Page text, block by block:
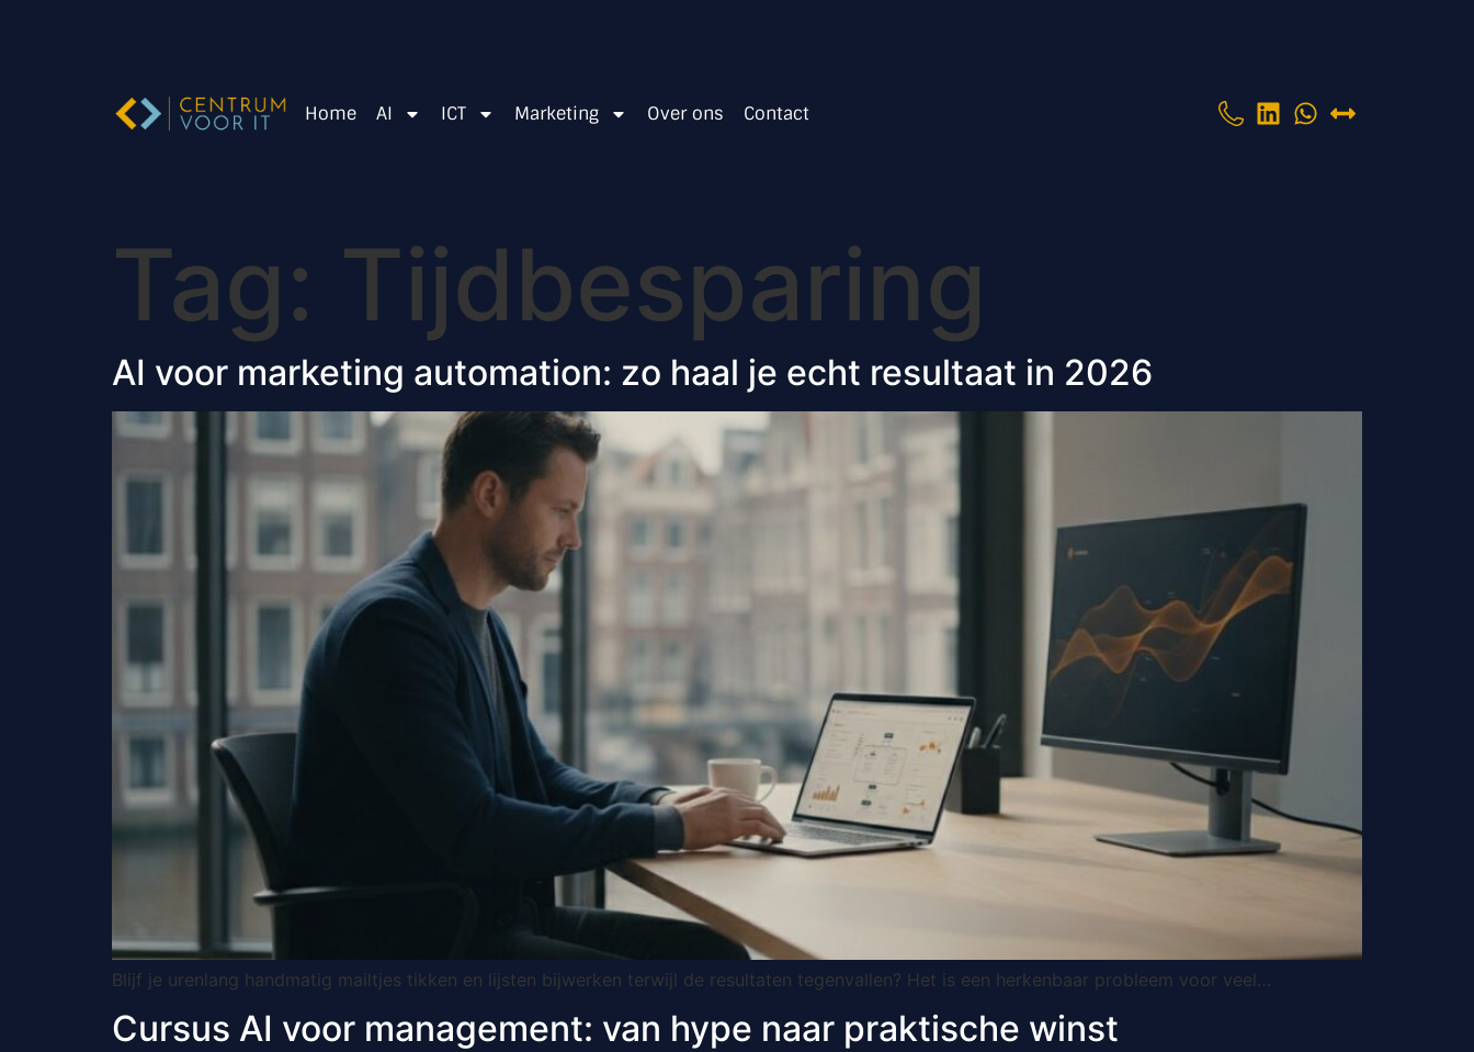
Home AI ICT Marketing Over ons Contact
Tag: Tijdbesparing
AI voor marketing automation: zo haal je echt resultaat in 2026
Blijf je urenlang handmatig mailtjes tikken en lijsten bijwerken terwijl de resultaten tegenvallen? Het is een herkenbaar probleem voor veel…
Cursus AI voor management: van hype naar praktische winst